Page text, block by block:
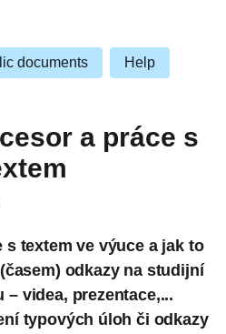
documents Help
a práce s
s textem ve výuce a jak to
odkazy na studijní
videa, prezentace,...
typových úloh či odkazy